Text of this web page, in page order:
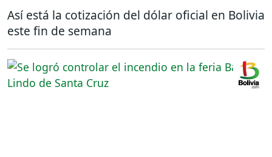
Así está la cotización del dólar oficial en Bolivia
este fin de semana